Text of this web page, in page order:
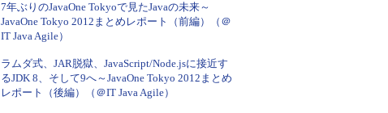
7年ぶりのJavaOne Tokyoで見たJavaの未来～
JavaOne Tokyo 2012まとめレポート（前編）（＠
IT Java Agile）
ラムダ式、JAR脱獄、JavaScript/Node.jsに接近す
るJDK 8、そして9へ～JavaOne Tokyo 2012まとめ
レポート（後編）（＠IT Java Agile）